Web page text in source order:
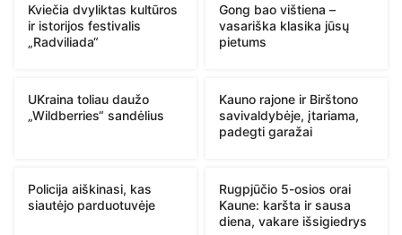
Kviečia dvyliktas kultūros
ir istorijos festivalis
„Radviliada“
Gong bao vištiena –
vasariška klasika jūsų
pietums
UKraina toliau daužo
„Wildberries“ sandėlius
Kauno rajone ir Birštono
savivaldybėje, įtariama,
padegti garažai
Policija aiškinasi, kas
siautėjo parduotuvėje
Rugpjūčio 5-osios orai
Kaune: karšta ir sausa
diena, vakare išsigiedrys